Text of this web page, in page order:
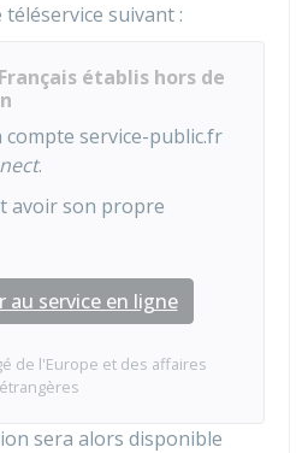
suivant :
établis hors de
compte service-public.fr
.
avoir son propre
au service en ligne
de l'Europe et des affaires
étrangères
sera alors disponible